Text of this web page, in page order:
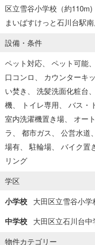
区立雪谷小学校（約110m)
まいばすけっと石川台駅
設備・条件
ペット対応
ペット可能
口コンロ
カウンターキ
い焚き
洗髪洗面化粧台
機
トイレ専用 バス・
室内洗濯機置き場
オー
ラ
都市ガス 公営水道
場有
駐輪場 バイク置
リング
学区
小学校 大田区立雪谷小学
中学校
大田区立石川台中
物件カテゴリー